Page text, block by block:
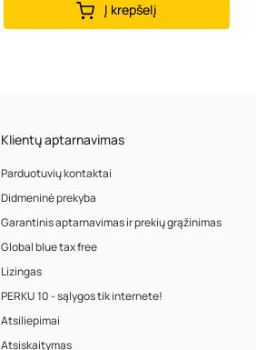
Į krepšelį
Klientų aptarnavimas
Parduotuvių kontaktai
Didmeninė prekyba
Garantinis aptarnavimas ir prekių grąžinimas
Global blue tax free
Lizingas
PERKU 10 - sąlygos tik internete!
Atsiliepimai
Atsiskaitymas